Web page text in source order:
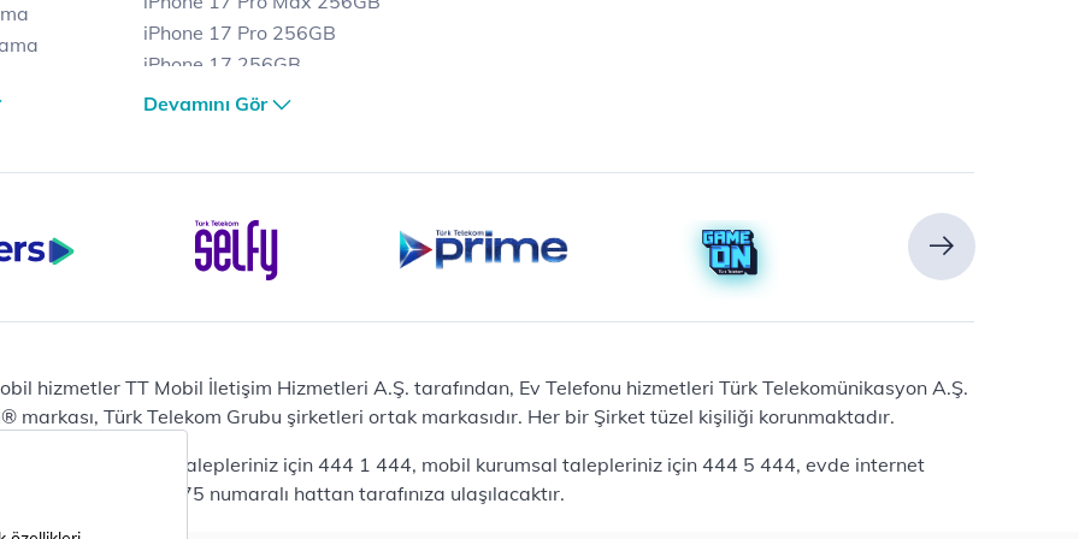
iPhone 17 Pro 256GB
iPhone 17 256GB
iPhone 17 Air 256GB
Casper Nirvana C370
Notebook
Ev Telefonu
Panasonic TGB610
Modem ve Wi-Fi
Zyxel DX3300 Wi-Fi 6
Premium VDSL Modem
Devamını Gör
hizmetler TT Mobil İletişim Hizmetleri A.Ş. tarafından, Ev Telefonu hizmetleri Türk Telekomünikasyon A.Ş.
markası, Türk Telekom Grubu şirketleri ortak markasıdır. Her bir Şirket tüzel kişiliği korunmaktadır.
mobil bireysel talepleriniz için 444 1 444, mobil kurumsal talepleriniz için 444 5 444, evde internet
için 444 0375 numaralı hattan tarafınıza ulaşılacaktır.